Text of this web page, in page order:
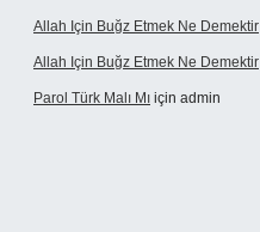
Allah Için Buğz Etmek Ne Demektir
Allah Için Buğz Etmek Ne Demektir
Parol Türk Malı Mı için admin